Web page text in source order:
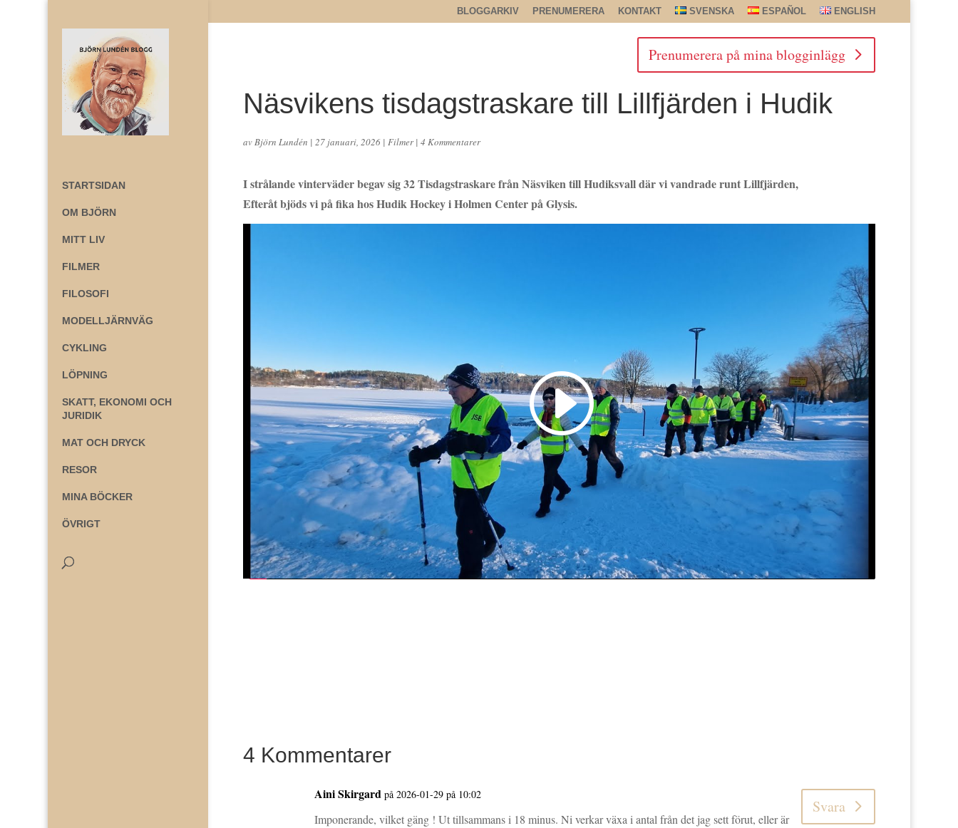
BLOGGARKIV PRENUMERERA KONTAKT SVENSKA ESPAÑOL ENGLISH
STARTSIDAN
OM BJÖRN
MITT LIV
FILMER
FILOSOFI
MODELLJÄRNVÄG
CYKLING
LÖPNING
SKATT, EKONOMI OCH
JURIDIK
MAT OCH DRYCK
RESOR
MINA BÖCKER
ÖVRIGT
Prenumerera på mina blogginlägg
Näsvikens tisdagstraskare till Lillfjärden i Hudik
avBjörn Lundén |27 januari, 2026 |Filmer|4 Kommentarer
I strålande vinterväder begav sig 32 Tisdagstraskare från Näsviken till Hudiksvall där vi vandrade runt Lillfjärden,
Efteråt bjöds vi på fika hos Hudik Hockey i Holmen Center på Glysis.
4 Kommentarer
Aini Skirgard på 2026-01-29 på 10:02
Imponerande, vilket gäng ! Ut tillsammans i 18 minus. Ni verkar växa i antal från det jag sett förut, eller är
Svara